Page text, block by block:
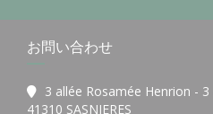
お問い合わせ
3 allée Rosamée Henrion -
41310 SASNIERES